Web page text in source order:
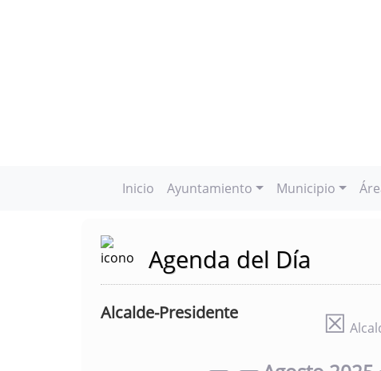
Inicio Ayuntamiento Municipio
Agenda del Día
Alcalde-Presidente ☒